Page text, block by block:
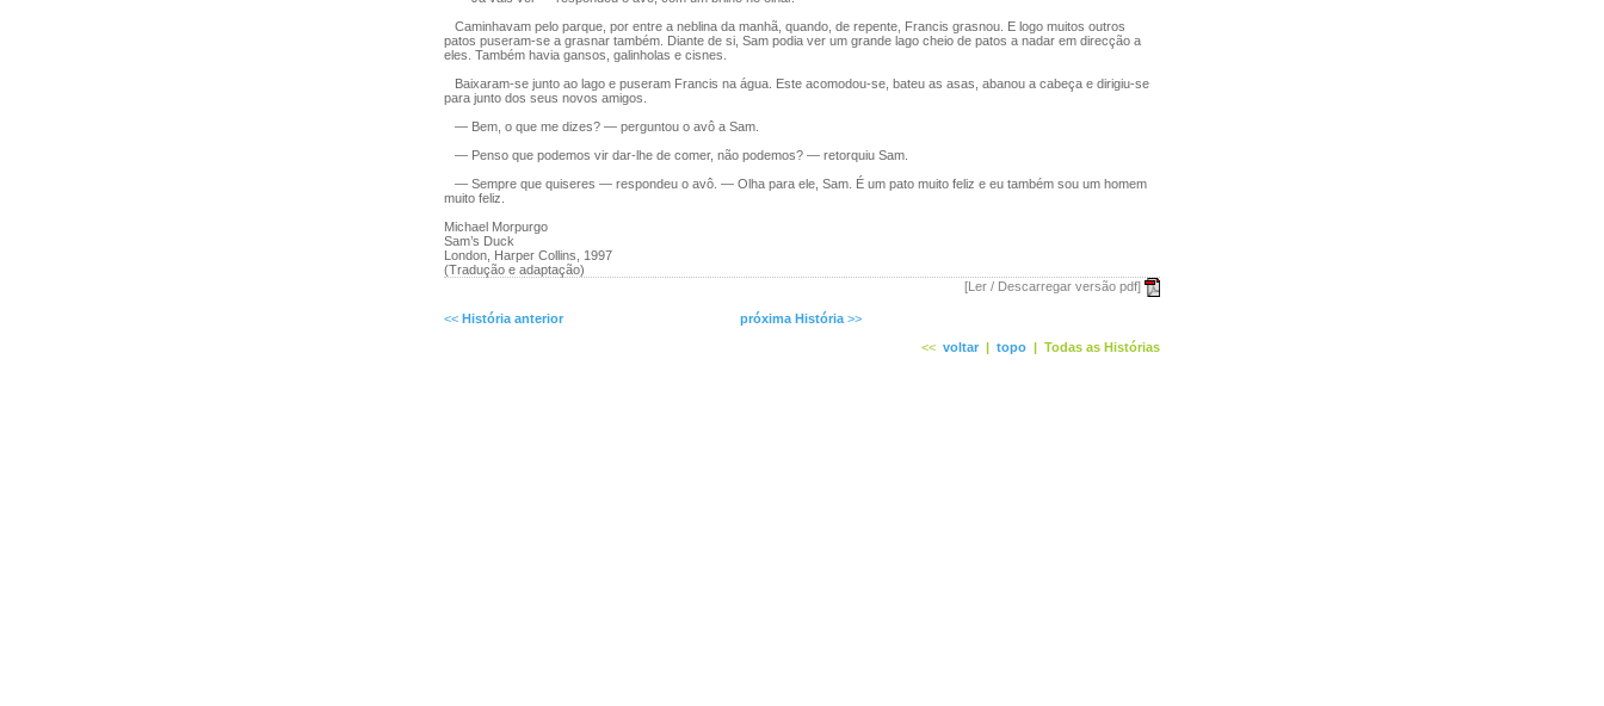
Caminhavam pelo parque, por entre a neblina da manhã, quando, de repente, Francis grasnou. E logo muitos outros
patos puseram-se a grasnar também. Diante de si, Sam podia ver um grande lago cheio de patos a nadar em direcção a
eles. Também havia gansos, galinholas e cisnes.
Baixaram-se junto ao lago e puseram Francis na água. Este acomodou-se, bateu as asas, abanou a cabeça e dirigiu-se
para junto dos seus novos amigos.
— Bem, o que me dizes? — perguntou o avô a Sam.
— Penso que podemos vir dar-lhe de comer, não podemos? — retorquiu Sam.
— Sempre que quiseres — respondeu o avô. — Olha para ele, Sam. É um pato muito feliz e eu também sou um homem
muito feliz.
Michael Morpurgo
Sam’s Duck
London, Harper Collins, 1997
(Tradução e adaptação)
[Ler / Descarregar versão pdf]
<< História anterior próxima História >>
<< voltar | topo | Todas as Histórias